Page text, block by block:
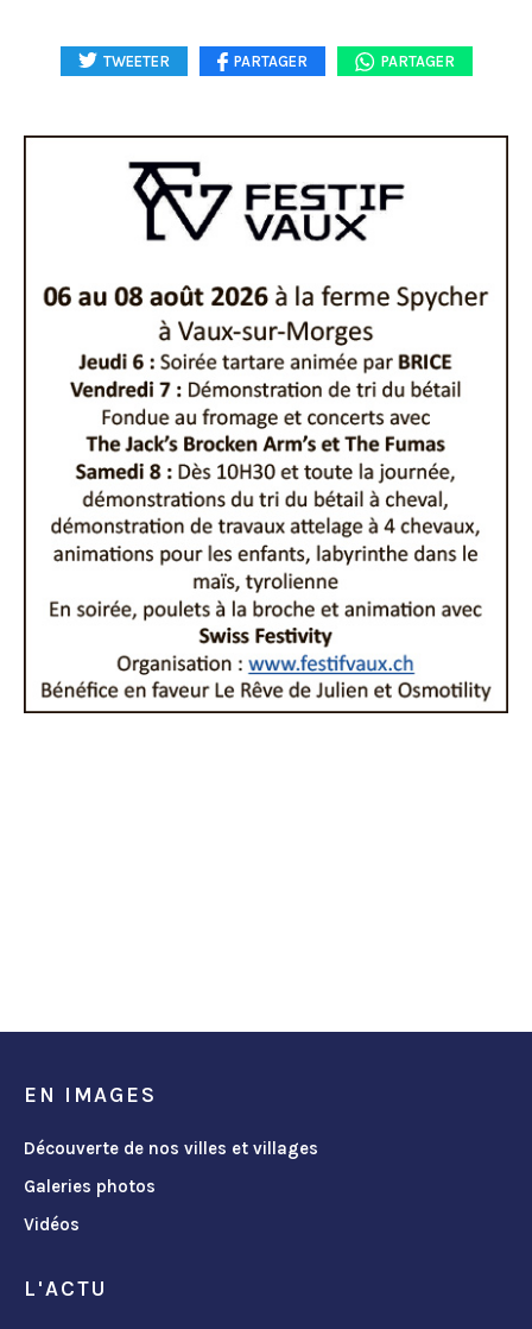
TWEETER PARTAGER PARTAGER
EN IMAGES
Découverte de nos villes et villages
Galeries photos
Vidéos
L'ACTU